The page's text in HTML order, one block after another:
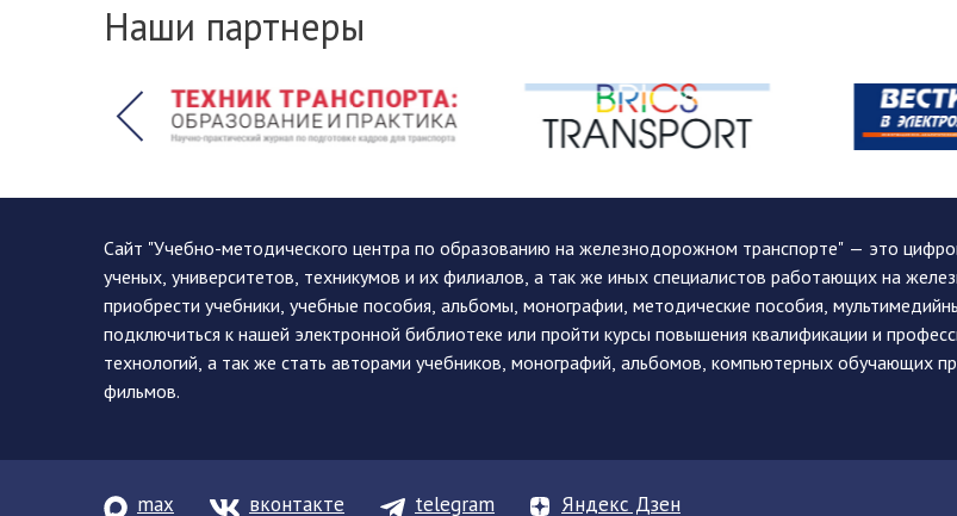
Наши партнеры
Сайт "Учебно-методического центра по образованию на железнодорожном транспорте" — это
ученых, университетов, техникумов и их филиалов, а так же иных специалистов работающих на
приобрести учебники, учебные пособия, альбомы, монографии, методические пособия,
подключиться к нашей электронной библиотеке или пройти курсы повышения квалификации и
технологий, а так же стать авторами учебников, монографий, альбомов, компьютерных обучающих
фильмов.
max вконтакте telegram Яндекс Дзен